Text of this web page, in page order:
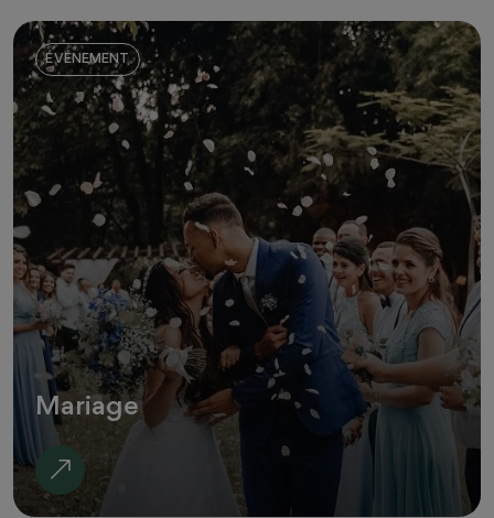
ÉVÉNEMENT
Mariage